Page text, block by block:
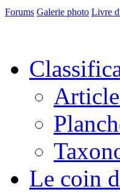
Forums Galerie photo Livre
Le coin